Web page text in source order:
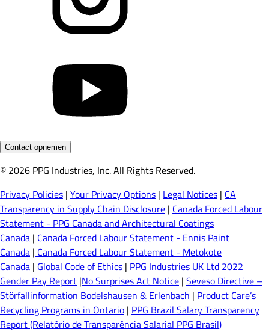
Contact opnemen
© 2026 PPG Industries, Inc. All Rights Reserved.
Privacy Policies | Your Privacy Options | Legal Notices | CA
Transparency in Supply Chain Disclosure | Canada Forced Labour
Statement - PPG Canada and Architectural Coatings
Canada | Canada Forced Labour Statement - Ennis Paint
Canada | Canada Forced Labour Statement - Metokote
Canada | Global Code of Ethics | PPG Industries UK Ltd 2022
Gender Pay Report |No Surprises Act Notice | Seveso Directive –
Störfallinformation Bodelshausen & Erlenbach | Product Care’s
Recycling Programs in Ontario | PPG Brazil Salary Transparency
Report (Relatório de Transparência Salarial PPG Brasil)